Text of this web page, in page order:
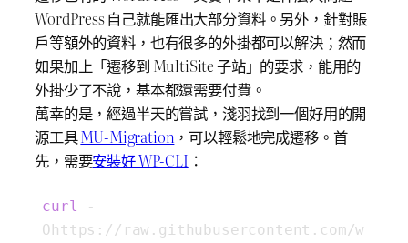
WordPress 自己就能匯出大部分資料。另外，針對賬
戶等額外的資料，也有很多的外掛都可以解決；然而
如果加上「遷移到 MultiSite 子站」的要求，能用的
外掛少了不說，基本都還需要付費。
萬幸的是，經過半天的嘗試，淺羽找到一個好用的開
源工具MU-Migration ，可以輕鬆地完成遷移。首
先，需要安裝好 WP-CLI ：
curl
-
Ohttps://raw.githubusercontent.com/w